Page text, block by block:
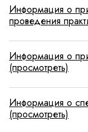
Информация о
проведения
Информация о
(просмотреть)
Информация о
(просмотреть)